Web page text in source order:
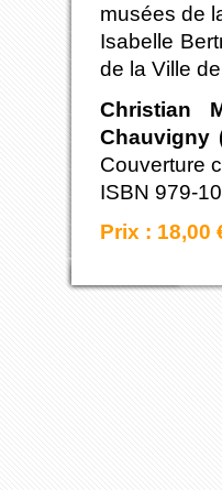
musées de
Isabelle
de la Ville
Christian
Chauvigny
Couverture
ISBN 979-
Prix : 18,00